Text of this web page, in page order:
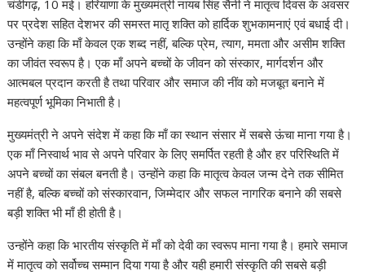
at
s
A
p
p
e
b
o
o
k
itt
er
k
e
dI
n
e
gr
a
m
ai
l
er
e
st
p
y
Li
n
k
ar
e
चंडीगढ़, 10 मई। हरियाणा के मुख्यमंत्री नायब सिंह सैनी ने मातृत्व दिवस के अवसर
पर प्रदेश सहित देशभर की समस्त मातृ शक्ति को हार्दिक शुभकामनाएं एवं बधाई दी।
उन्होंने कहा कि माँ केवल एक शब्द नहीं, बल्कि प्रेम, त्याग, ममता और असीम शक्ति
का जीवंत स्वरूप है। एक माँ अपने बच्चों के जीवन को संस्कार, मार्गदर्शन और
आत्मबल प्रदान करती है तथा परिवार और समाज की नींव को मजबूत बनाने में
महत्वपूर्ण भूमिका निभाती है।
मुख्यमंत्री ने अपने संदेश में कहा कि माँ का स्थान संसार में सबसे ऊंचा माना गया है।
एक माँ निस्वार्थ भाव से अपने परिवार के लिए समर्पित रहती है और हर परिस्थिति में
अपने बच्चों का संबल बनती है। उन्होंने कहा कि मातृत्व केवल जन्म देने तक सीमित
नहीं है, बल्कि बच्चों को संस्कारवान, जिम्मेदार और सफल नागरिक बनाने की सबसे
बड़ी शक्ति भी माँ ही होती है।
उन्होंने कहा कि भारतीय संस्कृति में माँ को देवी का स्वरूप माना गया है। हमारे समाज
में मातृत्व को सर्वोच्च सम्मान दिया गया है और यही हमारी संस्कृति की सबसे बड़ी